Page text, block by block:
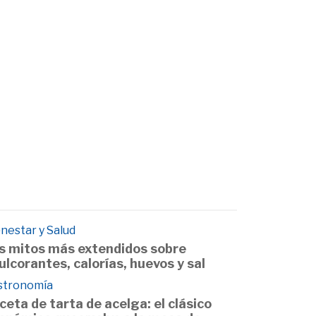
y Salud
mitos más extendidos sobre
calorías, huevos y sal
de tarta de acelga: el clásico